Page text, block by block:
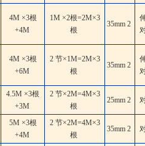
4M ×3根
+4M
1M ×2根=2M×3
根
35mm 2
4M ×3根
+6M
2 节×1M=2M×3
根
35mm 2
4.5M ×3根
+3M
2 节×2M=4M×3
根
25mm 2
5M ×3根
+4M
2 节×2M=4M×3
根
35mm 2